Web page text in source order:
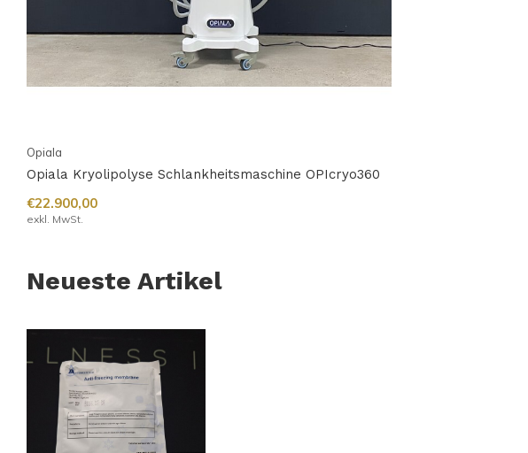
Opiala
Opiala Kryolipolyse Schlankheitsmaschine OPIcryo360
€22.900,00
exkl. MwSt.
Neueste Artikel